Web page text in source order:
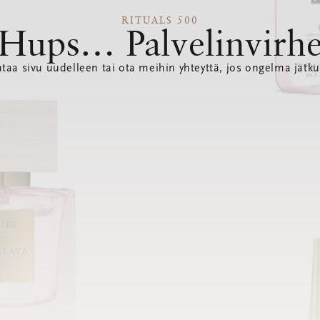
RITUALS 500
sivu uudelleen tai ota meihin yhteyttä, jos ongelma